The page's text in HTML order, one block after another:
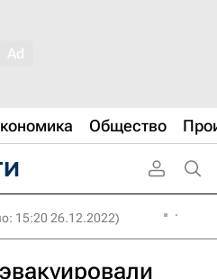
Общество
15:20 26.12.2022)